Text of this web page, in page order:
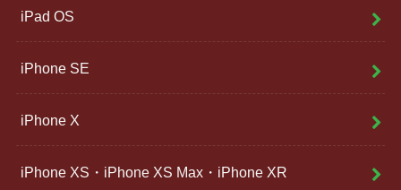
iPad OS
iPhone SE
iPhone X
iPhone XS・iPhone XS Max・iPhone XR